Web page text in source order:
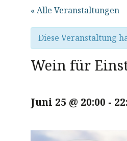
« Alle Veranstaltungen
Diese Veranstaltung
Wein für
Juni 25 @ 20:00 -